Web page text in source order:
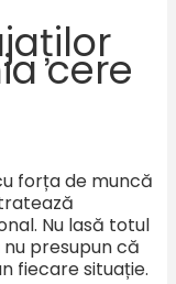
cere
forța de muncă
Nu lasă totul
presupun că
fiecare situație.